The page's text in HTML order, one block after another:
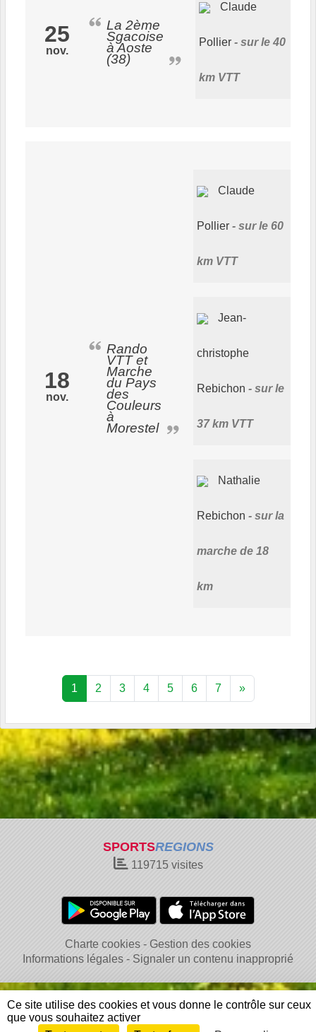
25
nov.
La 2ème
Sgacoise
à Aoste
(38)
Claude
Pollier sur le 40
km VTT
18
nov.
Rando
VTT et
Marche
du Pays
des
Couleurs
à
Morestel
Claude
Pollier sur le 60
km VTT
Jean-
christophe
Rebichon sur le
37 km VTT
Nathalie
Rebichon sur la
marche de 18
km
1 2 3 4 5 6 7 »
SPORTSREGIONS
119715 visites
Charte cookies
Gestion des cookies
Informations légales
Signaler un contenu inapproprié
Ce site utilise des cookies et vous donne le contrôle sur ceux
que vous souhaitez activer